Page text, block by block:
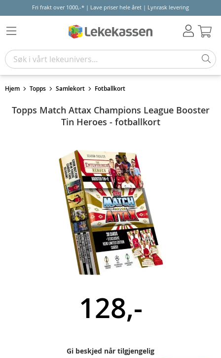
Fri frakt over 1000,-* | Lave priser hele året | Lynrask levering
Hjem Topps Samlekort Fotballkort
Topps Match Attax Champions League Booster
Tin Heroes - fotballkort
128,-
Gi beskjed når tilgjengelig